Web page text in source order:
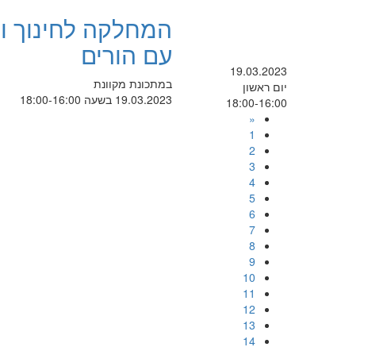
19.03.2023
יום ראשון
18:00-16:00
המחלקה
עם הורים
במתכונת מקוונת
19.03.2023 בשעה 18:00-16:00
«
1
2
3
4
5
6
7
8
9
10
11
12
13
14